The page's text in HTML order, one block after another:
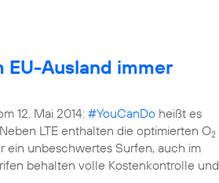
EU-Ausland immer
12. Mai 2014: #YouCanDo heißt es
LTE enthalten die optimierten O2
ein unbeschwertes Surfen, auch im
behalten volle Kostenkontrolle und